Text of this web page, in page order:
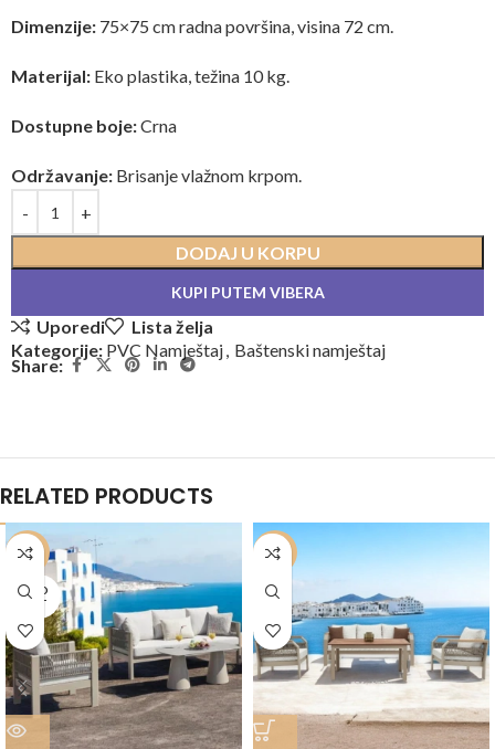
Dimenzije: 75×75 cm radna površina, visina 72 cm.
Materijal: Eko plastika, težina 10 kg.
Dostupne boje:Crna
Održavanje: Brisanje vlažnom krpom.
DODAJ U KORPU
KUPI PUTEM VIBERA
Uporedi
Lista želja
Kategorije: PVC Namještaj, Baštenski namještaj
Share:
RELATED PRODUCTS
-20%
SOLD
OUT
-20%